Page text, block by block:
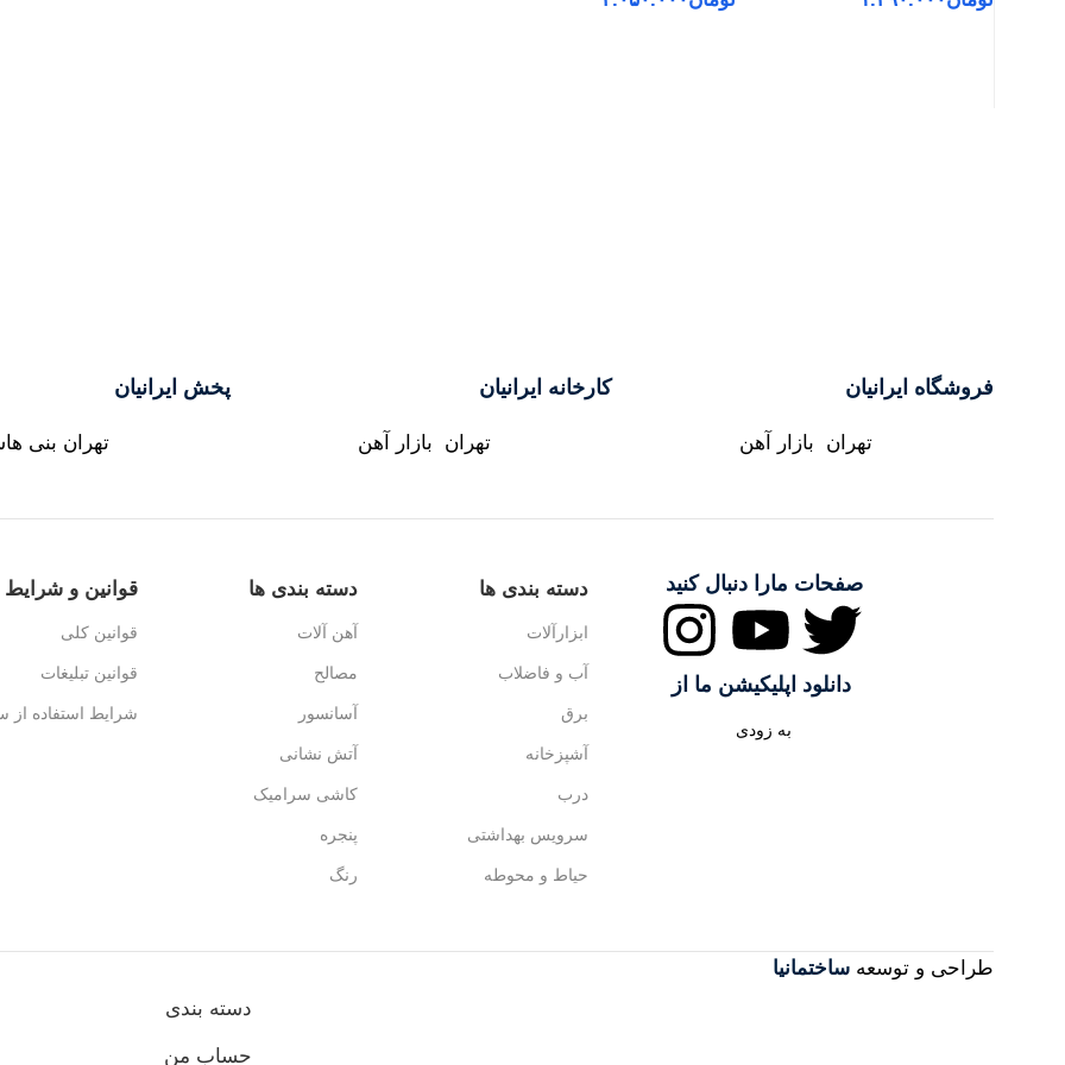
فروشگاه ایرانیان
تهران بازار آهن
کارخانه ایرانیان
تهران بازار آهن
پخش ایرانیان
تهران بنی
دانلود اپلیکیشن ما از
به زودی
صفحات مارا دنبال کنید دسته بندی ها
ابزارآلات
آب و فاضلاب
برق
آشپزخانه
درب
سرویس بهداشتی
حیاط و محوطه
دسته بندی ها
آهن آلات
مصالح
آسانسور
آتش نشانی
کاشی سرامیک
پنجره
رنگ
قوانین و شرایط
قوانین کلی
قوانین تبلیغات
شرایط استفاده از
طراحی و توسعه ساختمانیا
دسته بندی
حساب من